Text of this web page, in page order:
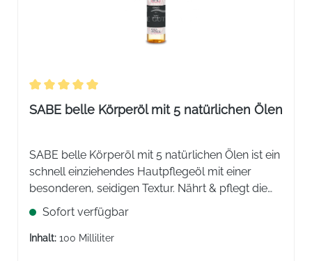
Durchschnittliche Bewertung von 5 von 5 Sternen
SABE belle Körperöl mit 5 natürlichen Ölen
SABE belle Körperöl mit 5 natürlichen Ölen ist ein
schnell einziehendes Hautpflegeöl mit einer
besonderen, seidigen Textur. Nährt & pflegt die
Haut, verleiht Elastizität & Leuchtkraft, ohne zu
fetten oder zu beschweren & schenkt ein
angenehmes Hautgefühl.
Sofort verfügbar
Inhalt: 100 Milliliter